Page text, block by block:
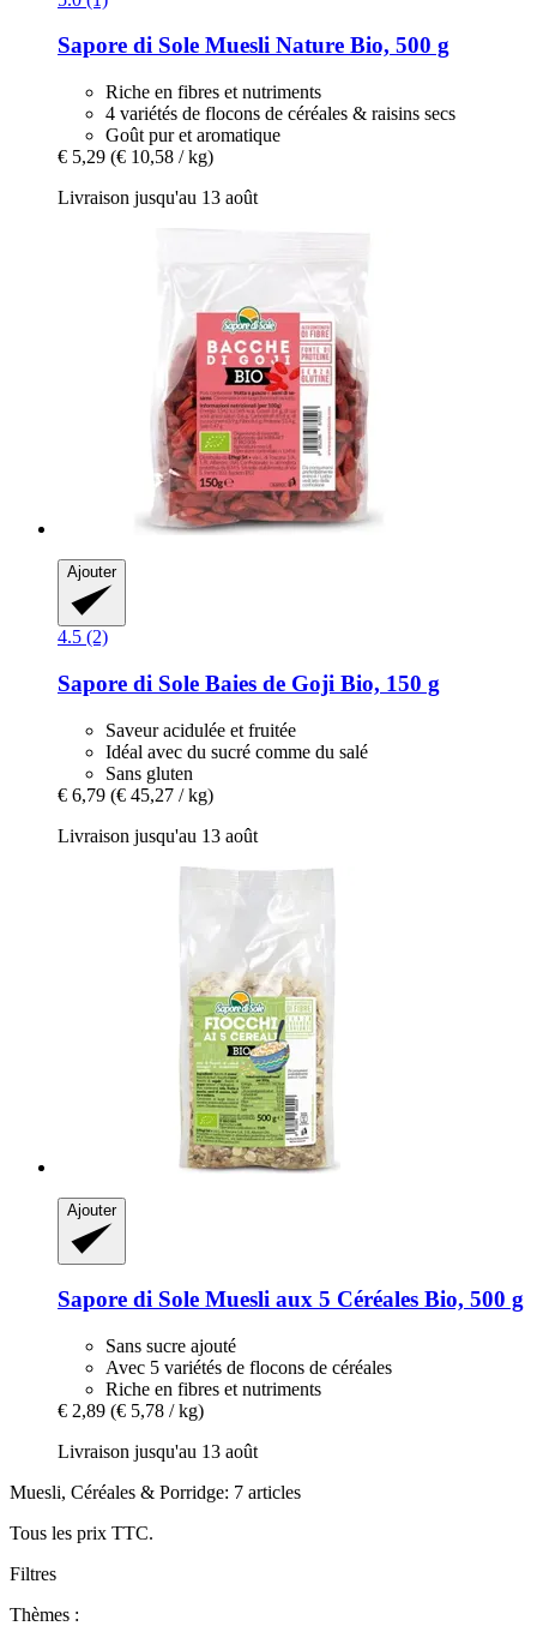
Sapore di Sole Muesli Nature Bio, 500 g
Riche en fibres et nutriments
4 variétés de flocons de céréales & raisins secs
Goût pur et aromatique
€ 5,29 (€ 10,58 / kg)
Livraison jusqu'au 13 août
Ajouter
4.5 (2)
Sapore di Sole Baies de Goji Bio, 150 g
Saveur acidulée et fruitée
Idéal avec du sucré comme du salé
Sans gluten
€ 6,79 (€ 45,27 / kg)
Livraison jusqu'au 13 août
Ajouter
Sapore di Sole Muesli aux 5 Céréales Bio, 500 g
Sans sucre ajouté
Avec 5 variétés de flocons de céréales
Riche en fibres et nutriments
€ 2,89 (€ 5,78 / kg)
Livraison jusqu'au 13 août
Muesli, Céréales & Porridge: 7 articles
Tous les prix TTC.
Filtres
Thèmes :